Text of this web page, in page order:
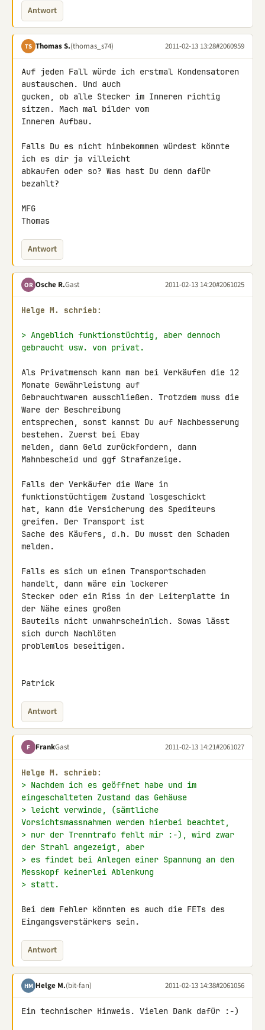
Antwort
TS Thomas S.(thomas_s74) 2011-02-13 13:28#2060959
Auf jeden Fall würde ich erstmal Kondensatoren
austauschen. Und auch
gucken, ob alle Stecker im Inneren richtig
sitzen. Mach mal bilder vom
Inneren Aufbau.
Falls Du es nicht hinbekommen würdest könnte
ich es dir ja villeicht
abkaufen oder so? Was hast Du denn dafür
bezahlt?
MFG
Thomas
Antwort
OR Osche R.Gast 2011-02-13 14:20#2061025
Helge M. schrieb:
> Angeblich funktionstüchtig, aber dennoch
gebraucht usw. von privat.
Als Privatmensch kann man bei Verkäufen die 12
Monate Gewährleistung auf
Gebrauchtwaren ausschließen. Trotzdem muss die
Ware der Beschreibung
entsprechen, sonst kannst Du auf Nachbesserung
bestehen. Zuerst bei Ebay
melden, dann Geld zurückfordern, dann
Mahnbescheid und ggf Strafanzeige.
Falls der Verkäufer die Ware in
funktionstüchtigem Zustand losgeschickt
hat, kann die Versicherung des Spediteurs
greifen. Der Transport ist
Sache des Käufers, d.h. Du musst den Schaden
melden.
Falls es sich um einen Transportschaden
handelt, dann wäre ein lockerer
Stecker oder ein Riss in der Leiterplatte in
der Nähe eines großen
Bauteils nicht unwahrscheinlich. Sowas lässt
sich durch Nachlöten
problemlos beseitigen.
Patrick
Antwort
F FrankGast 2011-02-13 14:21#2061027
Helge M. schrieb:
> Nachdem ich es geöffnet habe und im
eingeschalteten Zustand das Gehäuse
> leicht verwinde, (sämtliche
Vorsichtsmassnahmen werden hierbei beachtet,
> nur der Trenntrafo fehlt mir :-), wird zwar
der Strahl angezeigt, aber
> es findet bei Anlegen einer Spannung an den
Messkopf keinerlei Ablenkung
> statt.
Bei dem Fehler könnten es auch die FETs des
Eingangsverstärkers sein.
Antwort
HM Helge M.(bit-fan) 2011-02-13 14:38#2061056
Ein technischer Hinweis. Vielen Dank dafür :-)